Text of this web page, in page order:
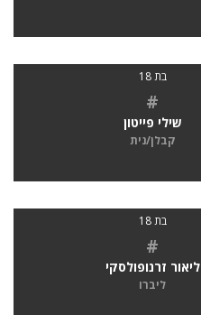
בת 18
#
שילי פייטון
קבלן/נית
בת 18
#
ליאור זרנופולסקי
ליברו